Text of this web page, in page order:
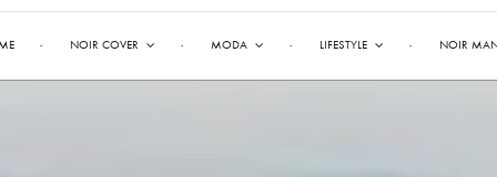
NOIR COVER MODA LIFESTYLE NOIR